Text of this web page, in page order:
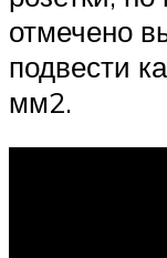
отмечено
подвести
мм2.